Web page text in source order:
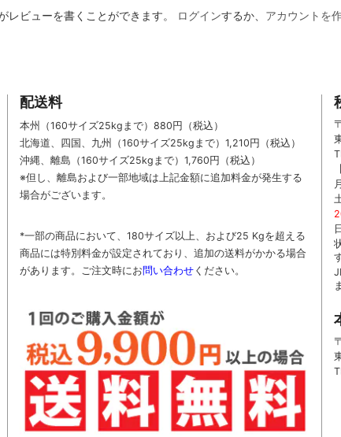
レビューを書くことができます。
ログインするか、 アカウントを
配送料
本州（160サイズ25kgまで）880円（税込）
北海道、四国、九州
（160サイズ25kgまで） 1,210円（税込）
沖縄、離島 （160サイズ25kgまで） 1,760円（税込）
※但し、離島および一部地域は上記金額に追加料金が発生する
場合がございます。
*一部の商品において、180サイズ以上、および25 Kgを超える
商品には特別料金が設定されており、追加の送料がかかる場合
があります。 ご注文時にお問い合わせ ください。